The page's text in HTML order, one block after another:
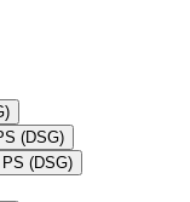
(DSG)
(DSG)